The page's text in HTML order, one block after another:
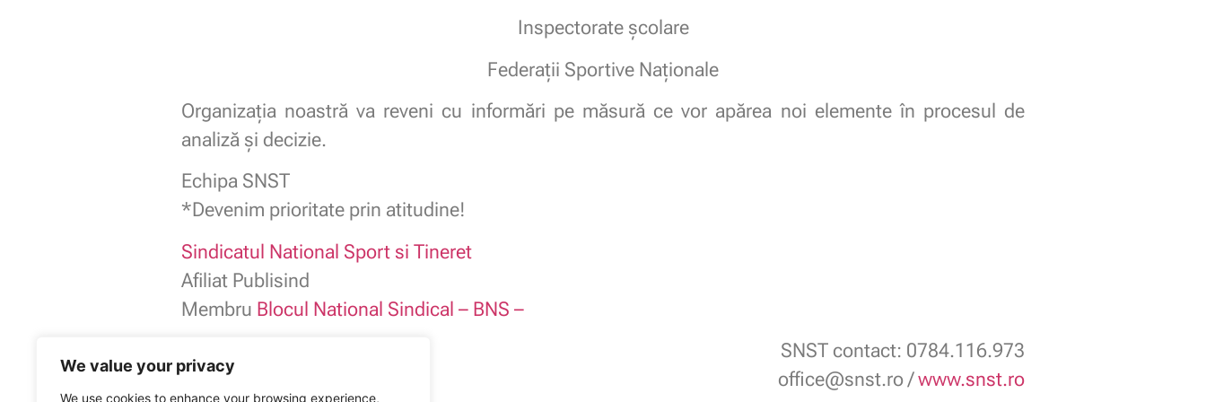
We value your privacy
We use cookies to enhance your browsing experience,
Inspectorate școlare
Federații Sportive Naționale
Organizația noastră va reveni cu informări pe măsură ce vor apărea noi elemente în procesul de
analiză și decizie.
Echipa SNST
*Devenim prioritate prin atitudine!
Sindicatul National Sport si Tineret
Afiliat Publisind
Membru Blocul National Sindical – BNS –
SNST contact: 0784.116.973
office@snst.ro /www.snst.ro